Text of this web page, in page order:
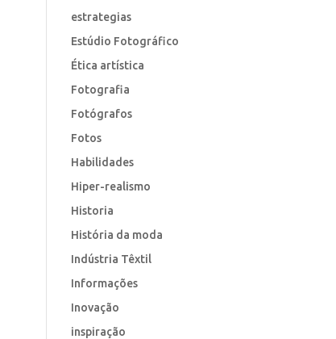
estrategias
Estúdio Fotográfico
Ética artística
Fotografia
Fotógrafos
Fotos
Habilidades
Hiper-realismo
Historia
História da moda
Indústria Têxtil
Informações
Inovação
inspiração